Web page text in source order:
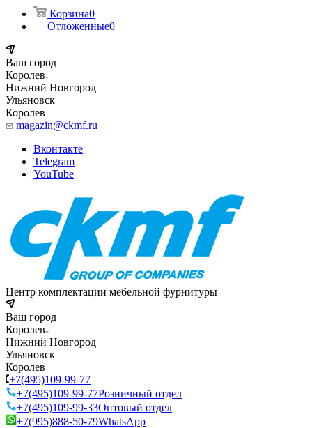
Корзина0
Отложенные0
Ваш город
Королев
Нижний Новгород
Ульяновск
Королев
magazin@ckmf.ru
Вконтакте
Telegram
YouTube
Центр комплектации мебельной фурнитуры
Ваш город
Королев
Нижний Новгород
Ульяновск
Королев
+7(495)109-99-77
+7(495)109-99-77Розничный отдел
+7(495)109-99-33Оптовый отдел
+7(995)888-50-79WhatsApp